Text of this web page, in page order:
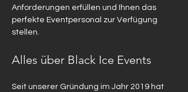
Anforderungen erfüllen und Ihnen das
perfekte Eventpersonal zur Verfügung
stellen.
Alles über Black Ice Events
Seit unserer Gründung im Jahr 2019 hat